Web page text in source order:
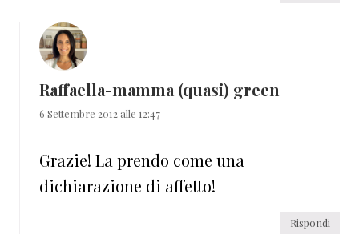
Raffaella-mamma (quasi) green
6 Settembre 2012 alle 12:47
Grazie! La prendo come una
dichiarazione di affetto!
Rispondi